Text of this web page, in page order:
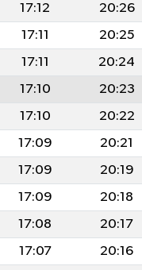
17:12 20:26
17:11 20:25
17:11 20:24
17:10 20:23
17:10 20:22
17:09 20:21
17:09 20:19
17:09 20:18
17:08 20:17
17:07 20:16